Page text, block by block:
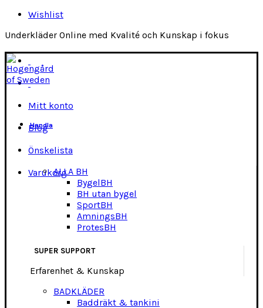
Wishlist
Underkläder Online med Kvalité och Kunskap i fokus
Mitt konto
Blog
Önskelista
Varukorg
Handla
ALLA BH
BygelBH
BH utan bygel
SportBH
AmningsBH
ProtesBH
SUPER SUPPORT
Erfarenhet & Kunskap
BADKLÄDER
Baddräkt & tankini